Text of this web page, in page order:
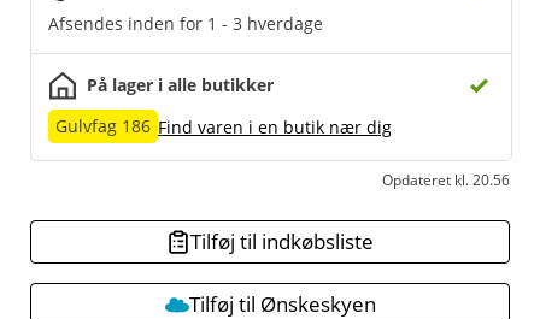
Afsendes inden for 1 - 3 hverdage
På lager i alle butikker
Gulvfag 186 Find varen i en butik nær dig
Opdateret kl. 20.56
Tilføj til indkøbsliste
Tilføj til Ønskeskyen